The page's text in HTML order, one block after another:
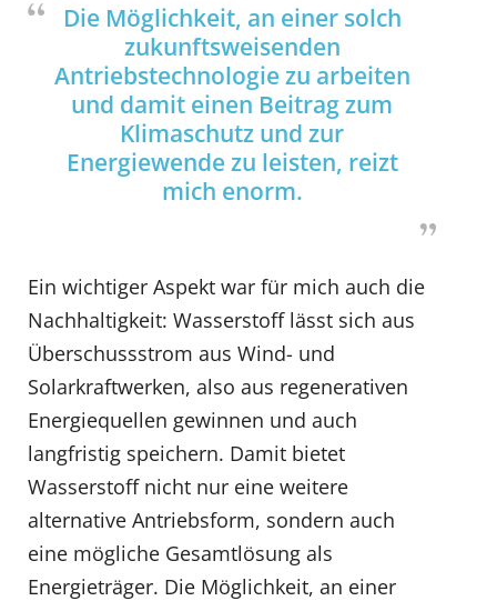
Die Möglichkeit, an einer solch
zukunftsweisenden
Antriebstechnologie zu arbeiten
und damit einen Beitrag zum
Klimaschutz und zur
Energiewende zu leisten, reizt
mich enorm.
Ein wichtiger Aspekt war für mich auch die
Nachhaltigkeit: Wasserstoff lässt sich aus
Überschussstrom aus Wind- und
Solarkraftwerken, also aus regenerativen
Energiequellen gewinnen und auch
langfristig speichern. Damit bietet
Wasserstoff nicht nur eine weitere
alternative Antriebsform, sondern auch
eine mögliche Gesamtlösung als
Energieträger. Die Möglichkeit, an einer